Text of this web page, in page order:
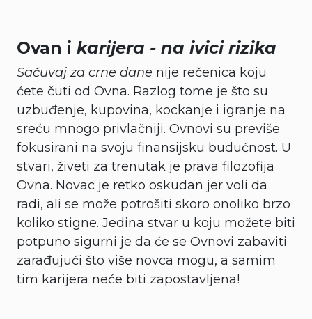
Ovan i karijera - na ivici rizika
Sačuvaj za crne dane nije rečenica koju
ćete čuti od Ovna. Razlog tome je što su
uzbuđenje, kupovina, kockanje i igranje na
sreću mnogo privlačniji. Ovnovi su previše
fokusirani na svoju finansijsku budućnost. U
stvari, živeti za trenutak je prava filozofija
Ovna. Novac je retko oskudan jer voli da
radi, ali se može potrošiti skoro onoliko brzo
koliko stigne. Jedina stvar u koju možete biti
potpuno sigurni je da će se Ovnovi zabaviti
zarađujući što više novca mogu, a samim
tim karijera neće biti zapostavljena!